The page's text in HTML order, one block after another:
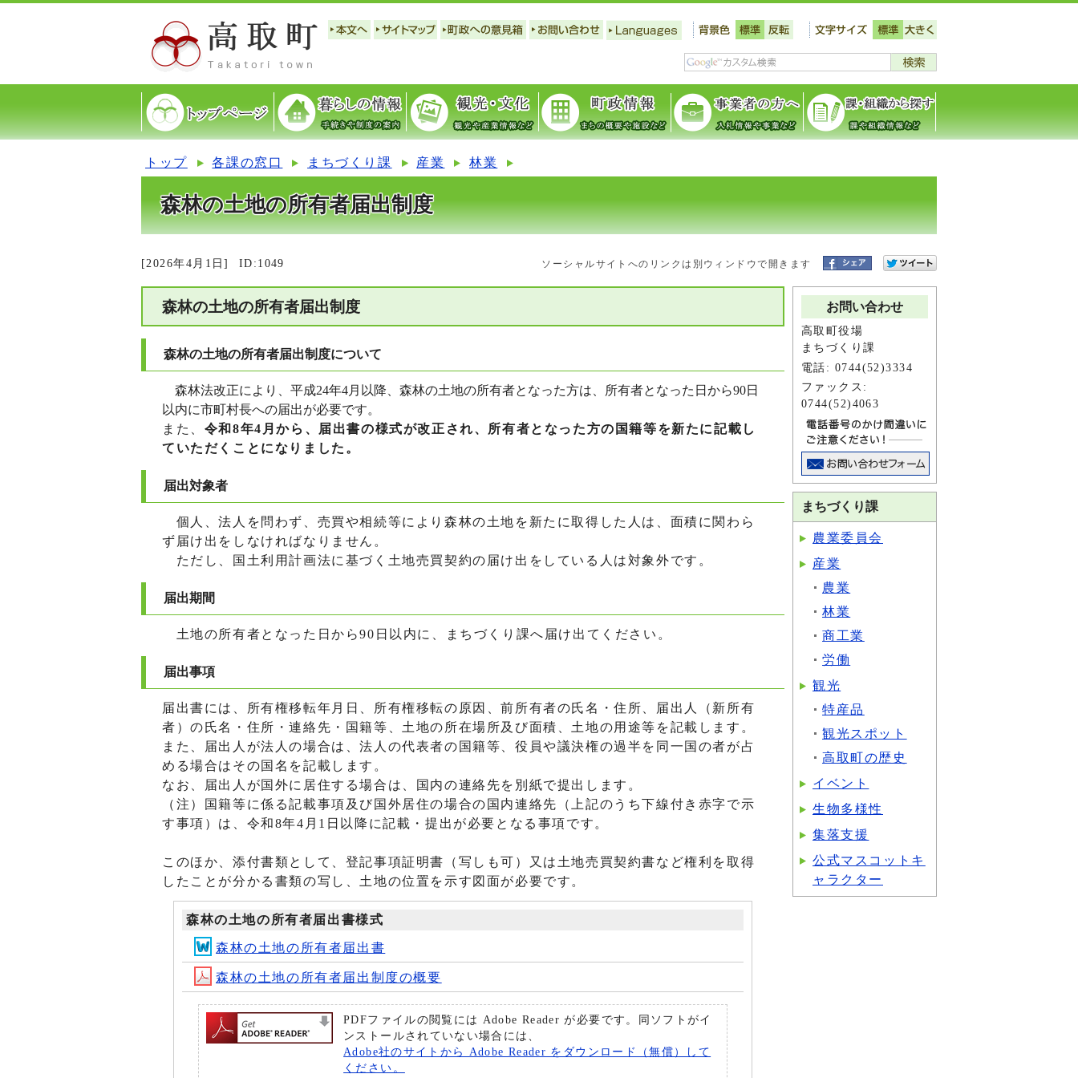
トップ 各課の窓口 まちづくり課 産業 林業
森林の土地の所有者届出制度
[2026年4月1日] ID:1049 ソーシャルサイトへのリンクは別ウィンドウで開きます
森林の土地の所有者届出制度
森林の土地の所有者届出制度について
森林法改正により、平成24年4月以降、森林の土地の所有者となった方は、所有者となった日から90日
以内に市町村長への届出が必要です。
また、 令和8年4月から、届出書の様式が改正され、所有者となった方の国籍等を新たに記載し
ていただくことになりました。
届出対象者
個人、法人を問わず、売買や相続等により森林の土地を新たに取得した人は、面積に関わら
ず届け出をしなければなりません。
ただし、国土利用計画法に基づく土地売買契約の届け出をしている人は対象外です。
届出期間
土地の所有者となった日から90日以内に、まちづくり課へ届け出てください。
届出事項
届出書には、所有権移転年月日、所有権移転の原因、前所有者の氏名・住所、届出人（新所有
者）の氏名・住所・連絡先・国籍等、土地の所在場所及び面積、土地の用途等を記載します。
また、届出人が法人の場合は、法人の代表者の国籍等、役員や議決権の過半を同一国の者が占
める場合はその国名を記載します。
なお、届出人が国外に居住する場合は、国内の連絡先を別紙で提出します。
（注）国籍等に係る記載事項及び国外居住の場合の国内連絡先（上記のうち下線付き赤字で示
す事項）は、令和8年4月1日以降に記載・提出が必要となる事項です。
このほか、添付書類として、登記事項証明書（写しも可）又は土地売買契約書など権利を取得
したことが分かる書類の写し、土地の位置を示す図面が必要です。
森林の土地の所有者届出書様式
森林の土地の所有者届出書
森林の土地の所有者届出制度の概要
PDFファイルの閲覧には Adobe Reader が必要です。同ソフトがイ
ンストールされていない場合には、
Adobe社のサイトから Adobe Reader をダウンロード（無償）して
ください。
お問い合わせ
高取町役場
まちづくり課
電話: 0744(52)3334
ファックス:
0744(52)4063
まちづくり課
農業委員会
産業
農業
林業
商工業
労働
観光
特産品
観光スポット
高取町の歴史
イベント
生物多様性
集落支援
公式マスコットキ
ャラクター